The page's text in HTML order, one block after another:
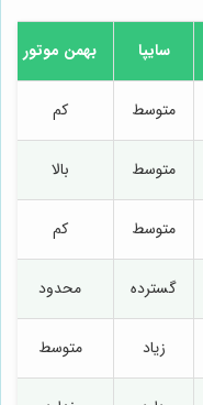
سایپا بهمن موتور
متوسط کم
متوسط بالا
متوسط کم
گسترده محدود
زیاد متوسط